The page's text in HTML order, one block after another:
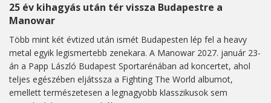
25 év kihagyás után tér vissza Budapestre a
Manowar
Több mint két évtized után ismét Budapesten lép fel a heavy
metal egyik legismertebb zenekara. A Manowar 2027. január 23-
án a Papp László Budapest Sportarénában ad koncertet, ahol
teljes egészében eljátssza a Fighting The World albumot,
emellett természetesen a legnagyobb klasszikusok sem